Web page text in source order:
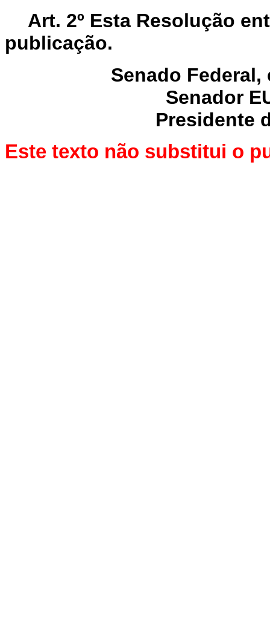
Art. 2º Esta Resolução
publicação.
Senado Federal,
Senador
Presidente
Este texto não substitui o